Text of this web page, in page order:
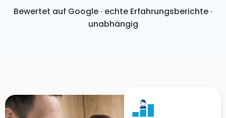
Bewertet auf Google · echte Erfahrungsberichte ·
unabhängig